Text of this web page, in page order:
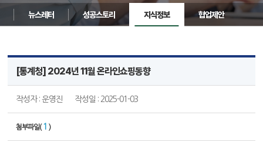
뉴스레터 성공스토리 지식정보 협업제안
[통계청] 2024년 11월 온라인쇼핑동향
작성자 : 운영진 작성일 : 2025-01-03
첨부파일( 1 )